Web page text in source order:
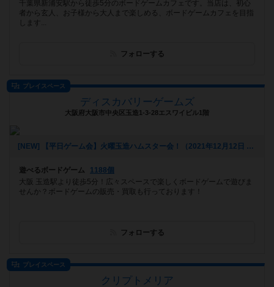
千葉県新浦安駅から徒歩5分のボードゲームカフェです。当店は、初心
者から玄人、お子様から大人まで楽しめる、ボードゲームカフェを目指
します...
フォローする
プレイスペース
ディスカバリーゲームズ
大阪府大阪市中央区玉造1-3-28エスワイビル1階
[NEW] 【平日ゲーム会】火曜玉造ハムスター会！（2021年12月12日 15時29分）
遊べるボードゲーム
1188個
大阪 玉造駅より徒歩5分！広々スペースで楽しくボードゲームで遊びま
せんか？ボードゲームの販売・買取も行っております！
フォローする
プレイスペース
クリプトメリア